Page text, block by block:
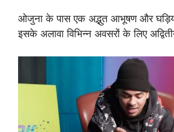
ओजुना के पास एक अद्भुत आभूषण और
इसके अलावा विभिन्न अवसरों के लिए